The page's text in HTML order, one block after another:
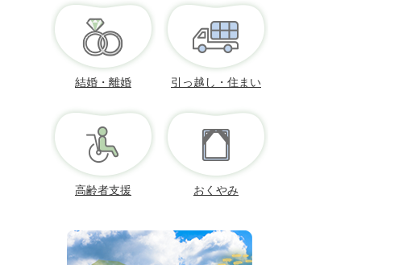
結婚・離婚 引っ越し・住まい
高齢者支援 おくやみ
お
か